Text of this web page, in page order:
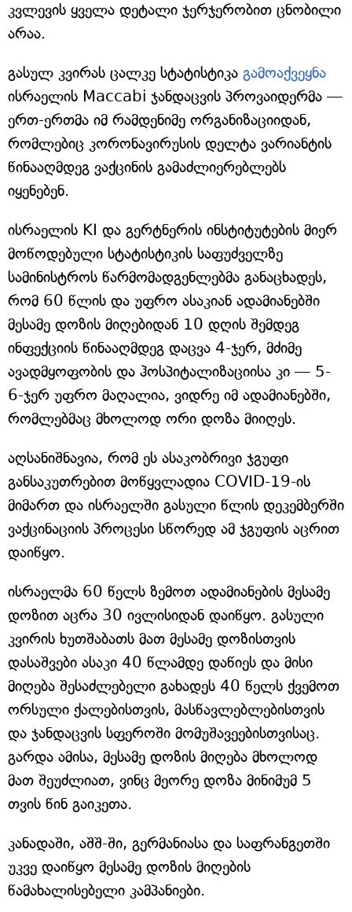
კვლევის ყველა დეტალი ჯერჯერობით ცნობილი
არაა.
გასულ კვირას ცალკე სტატისტიკა გამოაქვეყნა
ისრაელის Maccabi ჯანდაცვის პროვაიდერმა —
ერთ-ერთმა იმ რამდენიმე ორგანიზაციიდან,
რომლებიც კორონავირუსის დელტა ვარიანტის
წინააღმდეგ ვაქცინის გამაძლიერებლებს
იყენებენ.
ისრაელის KI და გერტნერის ინსტიტუტების მიერ
მოწოდებული სტატისტიკის საფუძველზე
სამინისტროს წარმომადგენლებმა განაცხადეს,
რომ 60 წლის და უფრო ასაკიან ადამიანებში
მესამე დოზის მიღებიდან 10 დღის შემდეგ
ინფექციის წინააღმდეგ დაცვა 4-ჯერ, მძიმე
ავადმყოფობის და ჰოსპიტალიზაციისა კი — 5-
6-ჯერ უფრო მაღალია, ვიდრე იმ ადამიანებში,
რომლებმაც მხოლოდ ორი დოზა მიიღეს.
აღსანიშნავია, რომ ეს ასაკობრივი ჯგუფი
განსაკუთრებით მოწყვლადია COVID-19-ის
მიმართ და ისრაელში გასული წლის დეკემბერში
ვაქცინაციის პროცესი სწორედ ამ ჯგუფის აცრით
დაიწყო.
ისრაელმა 60 წელს ზემოთ ადამიანების მესამე
დოზით აცრა 30 ივლისიდან დაიწყო. გასული
კვირის ხუთშაბათს მათ მესამე დოზისთვის
დასაშვები ასაკი 40 წლამდე დაწიეს და მისი
მიღება შესაძლებელი გახადეს 40 წელს ქვემოთ
ორსული ქალებისთვის, მასწავლებლებისთვის
და ჯანდაცვის სფეროში მომუშავეებისთვისაც.
გარდა ამისა, მესამე დოზის მიღება მხოლოდ
მათ შეუძლიათ, ვინც მეორე დოზა მინიმუმ 5
თვის წინ გაიკეთა.
კანადაში, აშშ-ში, გერმანიასა და საფრანგეთში
უკვე დაიწყო მესამე დოზის მიღების
წამახალისებელი კამპანიები.